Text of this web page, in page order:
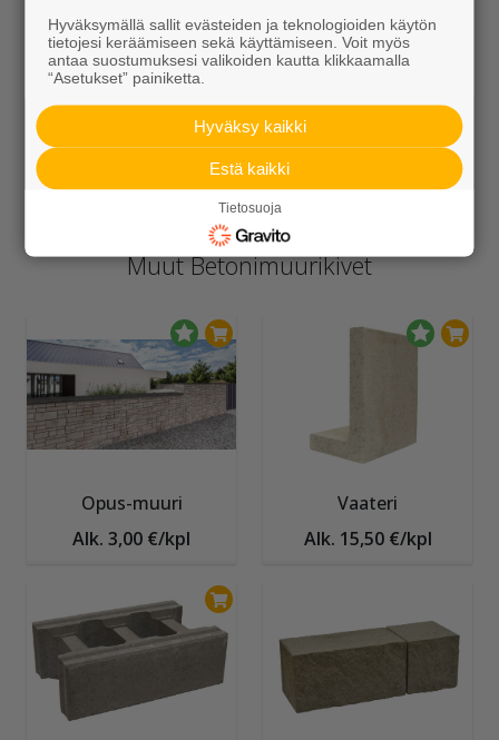
Kiviliima PU700
Kiviainekset
Muut Betonimuurikivet
Opus-muuri
Alk. 3,00 €/kpl
Vaateri
Alk. 15,50 €/kpl
Hyväksymällä sallit evästeiden ja teknologioiden käytön
tietojesi keräämiseen sekä käyttämiseen. Voit myös
antaa suostumuksesi valikoiden kautta klikkaamalla
“Asetukset” painiketta.
Hyväksy kaikki
Estä kaikki
Tietosuoja